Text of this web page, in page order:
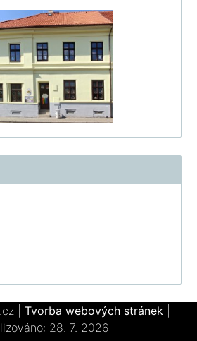
Tvorba webových stránek
28. 7. 2026